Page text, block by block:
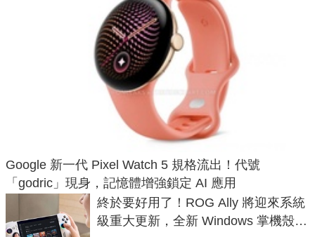
Google 新一代 Pixel Watch 5 規格流出！代號
「godric」現身，記憶體增強鎖定 AI 應用
終於要好用了！ROG Ally 將迎來系統
級重大更新，全新 Windows 掌機殼模